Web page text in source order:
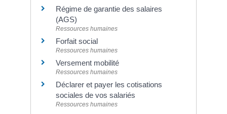
Régime de garantie des salaires
(AGS)
Ressources humaines
Forfait social
Ressources humaines
Versement mobilité
Ressources humaines
Déclarer et payer les cotisations
sociales de vos salariés
Ressources humaines